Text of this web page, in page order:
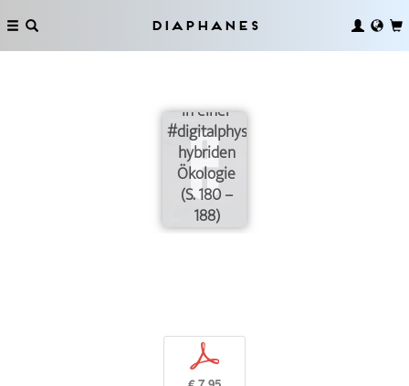
Diaphanes
Der
Widerstand
in einer
#digitalphysikalischen
hybriden
Ökologie
(S. 180 –
188)
p